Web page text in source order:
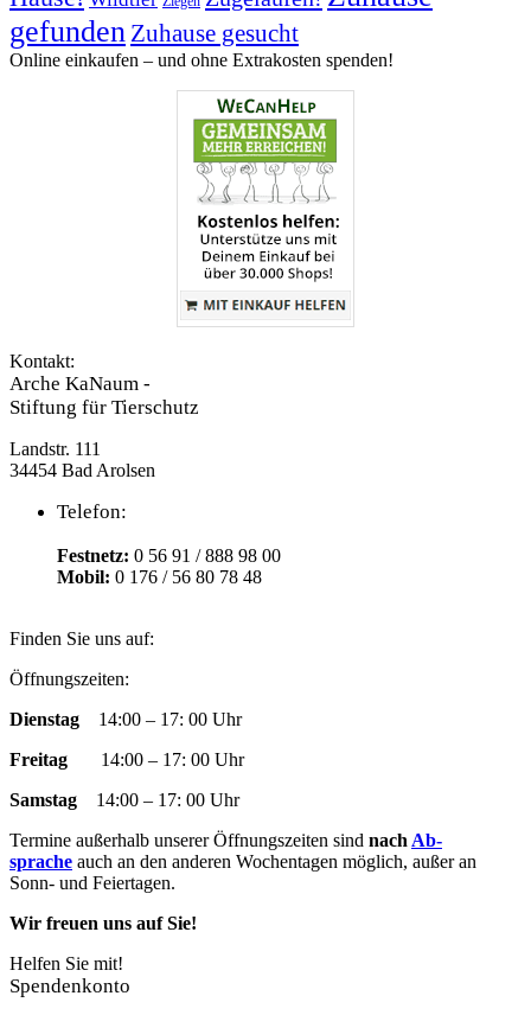
gefunden Zuhause gesucht
Online einkaufen – ­und ohne Extrakosten spenden!
Kontakt:
Arche KaNaum -
Stiftung für Tierschutz
Landstr. 111
34454 Bad Arolsen
Telefon:
Festnetz: 0 56 91 / 888 98 00
Mobil: 0 176 / 56 80 78 48
Finden Sie uns auf:
Facebook
opens
new
YouTube
opens
new
RSS
opens
new
Instagram
opens
new
E-
page
in
window
Öffnungszeiten:
Dienstag 14:00 – 17: 00 Uhr
Freitag 14:00 – 17: 00 Uhr
Samstag 14:00 – 17: 00 Uhr
Termine außer­halb un­ser­er Öff­nungs­zeit­en sind nach Ab­
sprache auch an den an­der­en Woch­en­tag­en mög­lich, außer an
Sonn- und Fei­­er­­tag­en.
Wir freuen uns auf Sie!
Helfen Sie mit!
Spendenkonto